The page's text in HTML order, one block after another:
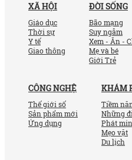
XÃ HỘI
Giáo dục
Thời sự
Y tế
Giao thông
ĐỜI SỐNG
Bão mạng
Suy ngẫm
Xem - Ăn -
Mẹ và bé
Giới Trẻ
CÔNG NGHỆ
Thế giới số
Sản phẩm mới
Ứng dụng
KHÁM
Tiềm
Những
Phát
Mẹo vặt
Du lịch